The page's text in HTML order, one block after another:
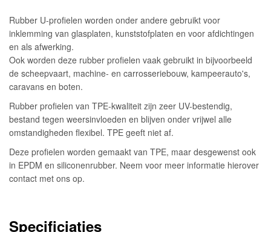
Rubber U-profielen worden onder andere gebruikt voor
inklemming van glasplaten, kunststofplaten en voor afdichtingen
en als afwerking.
Ook worden deze rubber profielen vaak gebruikt in bijvoorbeeld
de scheepvaart, machine- en carrosseriebouw, kampeerauto's,
caravans en boten.
Rubber profielen van TPE-kwaliteit zijn zeer UV-bestendig,
bestand tegen weersinvloeden en blijven onder vrijwel alle
omstandigheden flexibel. TPE geeft niet af.
Deze profielen worden gemaakt van TPE, maar desgewenst ook
in EPDM en siliconenrubber. Neem voor meer informatie hierover
contact met ons op.
Specificiaties